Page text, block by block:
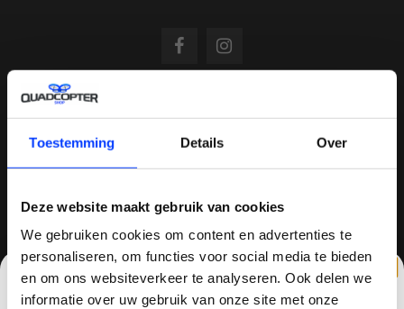
Toestemming Details Over
Deze website maakt gebruik van cookies
We gebruiken cookies om content en advertenties te
personaliseren, om functies voor social media te bieden
en om ons websiteverkeer te analyseren. Ook delen we
informatie over uw gebruik van onze site met onze
QUADCOPTER-SHOP.NL